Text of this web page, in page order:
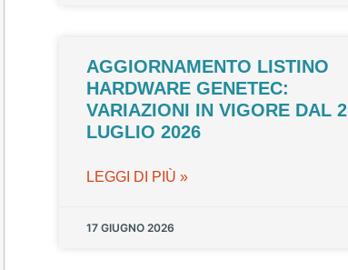
AGGIORNAMENTO LISTINO
HARDWARE GENETEC:
VARIAZIONI IN VIGORE DAL 2
LUGLIO 2026
LEGGI DI PIÙ »
17 GIUGNO 2026